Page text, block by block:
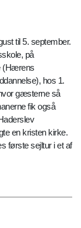
til 5. september.
på
(Hærens
hos 1.
gæsterne så
fik også
en kristen kirke.
første sejltur i et af